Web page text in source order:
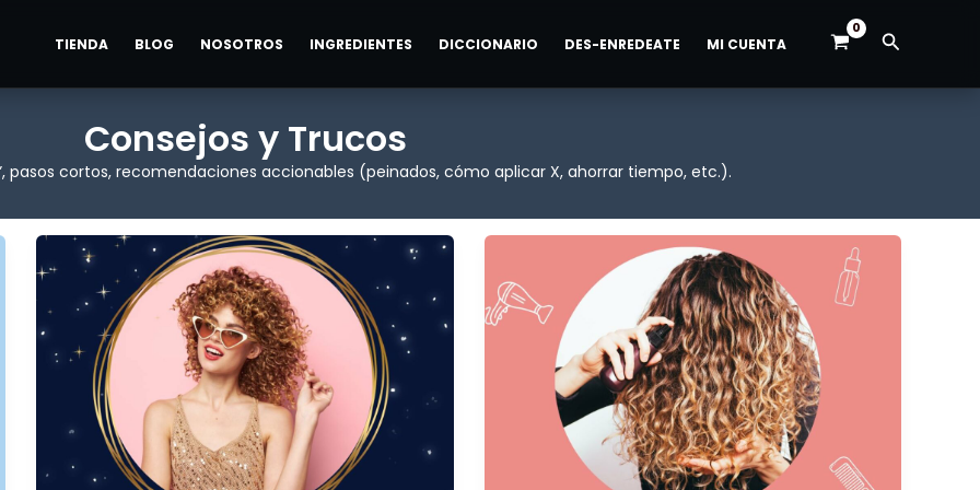
TIENDA BLOG NOSOTROS INGREDIENTES DICCIONARIO DES-ENREDEATE MI CUENTA Buscar
Consejos y Trucos
pasos cortos, recomendaciones accionables (peinados, cómo aplicar X, ahorrar tiempo, etc.).